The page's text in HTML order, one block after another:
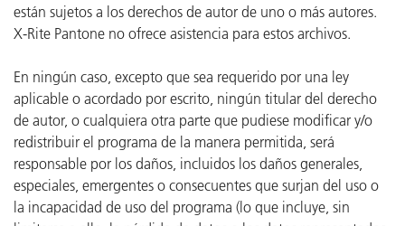
están sujetos a los derechos de autor de uno o más autores.
X-Rite Pantone no ofrece asistencia para estos archivos.
En ningún caso, excepto que sea requerido por una ley
aplicable o acordado por escrito, ningún titular del derecho
de autor, o cualquiera otra parte que pudiese modificar y/o
redistribuir el programa de la manera permitida, será
responsable por los daños, incluidos los daños generales,
especiales, emergentes o consecuentes que surjan del uso o
la incapacidad de uso del programa (lo que incluye, sin